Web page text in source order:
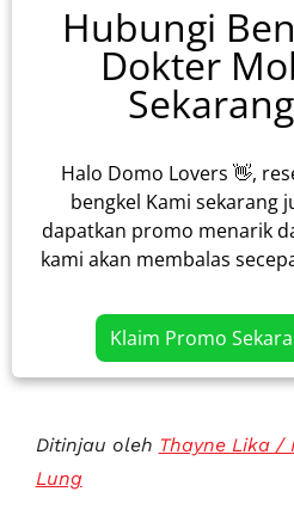
Hubungi
Dokter
Halo Domo Lovers 👋,
bengkel Kami sekarang
dapatkan promo menarik
kami akan membalas
Klaim Promo
Ditinjau oleh Thayne Lika /
Lung